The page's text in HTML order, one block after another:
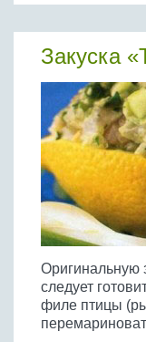
Закуска
Оригинальную
следует
филе птицы